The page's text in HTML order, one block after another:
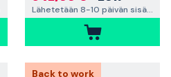
Lähetetään 8-10 päivän sisällä
Back to work